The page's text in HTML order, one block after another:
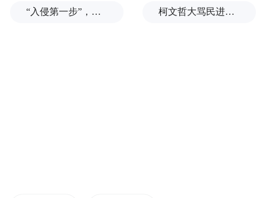
“入侵第一步”，与特朗普关系密切美企被曝强闯格陵兰岛 柯文哲大骂民进党王八蛋